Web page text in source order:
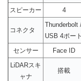
スピーカー 4
コネクタ
Thunderbolt
USB 4ポート
センサー
Face ID
LiDARスキ
ャナ
搭載